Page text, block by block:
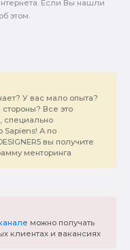
Если Вы нашли
об этом.
У вас мало опыта?
Все это
специально
Sapiens! А по
вы получите
менторинга
можно получать
клиентах и вакансиях